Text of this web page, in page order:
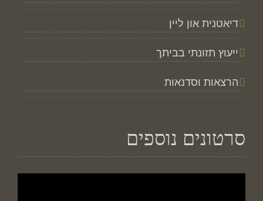
דיאטנית און ליין
ייעוץ תזונתי בביתך
הרצאות וסדנאות
סרטונים נוספים